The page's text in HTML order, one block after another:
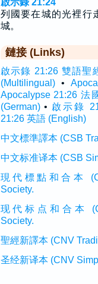
啟示錄 21:24
列國要在城的光裡行
城。
鏈接 (Links)
啟示錄 21:26 雙語聖
(Multilingual)•
Apocalypse 21:26 法
(German)• 啟示錄
21:26 英語 (English)
中文標準譯本 (CSB
中文标准译本 (CSB
現代標點和合本
Society.
现代标点和合本
Society.
聖經新譯本 (CNV
圣经新译本 (CNV